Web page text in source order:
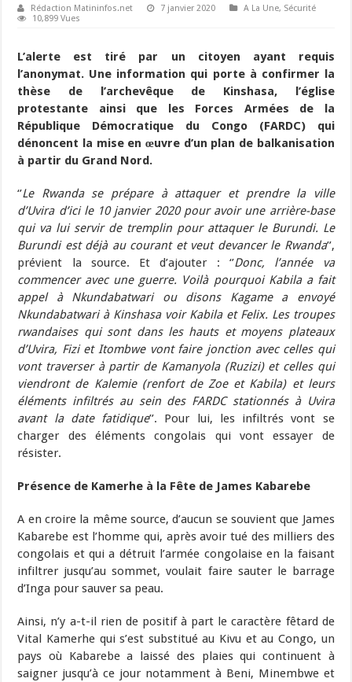
Rédaction Matininfos.net 7 janvier 2020 A La Une, Sécurité
10,899 Vues
L’alerte est tiré par un citoyen ayant requis
l’anonymat. Une information qui porte à confirmer la
thèse de l’archevêque de Kinshasa, l’église
protestante ainsi que les Forces Armées de la
République Démocratique du Congo (FARDC) qui
dénoncent la mise en œuvre d’un plan de balkanisation
à partir du Grand Nord.
‘’Le Rwanda se prépare à attaquer et prendre la ville
d’Uvira d’ici le 10 janvier 2020 pour avoir une arrière-base
qui va lui servir de tremplin pour attaquer le Burundi. Le
Burundi est déjà au courant et veut devancer le Rwanda’’,
prévient la source. Et d’ajouter : ‘’Donc, l’année va
commencer avec une guerre. Voilà pourquoi Kabila a fait
appel à Nkundabatwari ou disons Kagame a envoyé
Nkundabatwari à Kinshasa voir Kabila et Felix. Les troupes
rwandaises qui sont dans les hauts et moyens plateaux
d’Uvira, Fizi et Itombwe vont faire jonction avec celles qui
vont traverser à partir de Kamanyola (Ruzizi) et celles qui
viendront de Kalemie (renfort de Zoe et Kabila) et leurs
éléments infiltrés au sein des FARDC stationnés à Uvira
avant la date fatidique’’. Pour lui, les infiltrés vont se
charger des éléments congolais qui vont essayer de
résister.
Présence de Kamerhe à la Fête de James Kabarebe
A en croire la même source, d’aucun se souvient que James
Kabarebe est l’homme qui, après avoir tué des milliers des
congolais et qui a détruit l’armée congolaise en la faisant
infiltrer jusqu’au sommet, voulait faire sauter le barrage
d’Inga pour sauver sa peau.
Ainsi, n’y a-t-il rien de positif à part le caractère fêtard de
Vital Kamerhe qui s’est substitué au Kivu et au Congo, un
pays où Kabarebe a laissé des plaies qui continuent à
saigner jusqu’à ce jour notamment à Beni, Minembwe et